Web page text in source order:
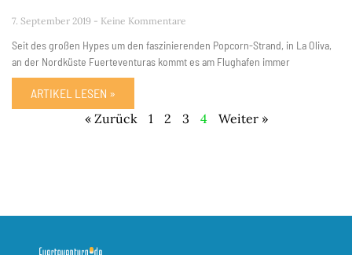
7. September 2019 Keine Kommentare
Seit des großen Hypes um den faszinierenden Popcorn-Strand, in La Oliva,
an der Nordküste Fuerteventuras kommt es am Flughafen immer
ARTIKEL LESEN »
« Zurück 1 2 3 4 Weiter »